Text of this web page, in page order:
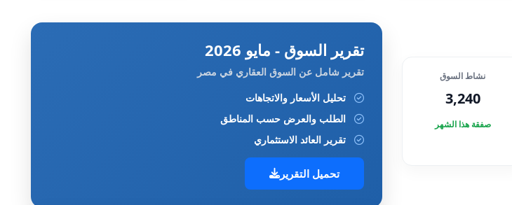
نشاط السوق
3,240
صفقة هذا الشهر
تقرير السوق - مايو 2026
تقرير شامل عن السوق العقاري في مصر
تحليل الأسعار والاتجاهات
الطلب والعرض حسب المناطق
تقرير العائد الاستثماري
تحميل التقرير